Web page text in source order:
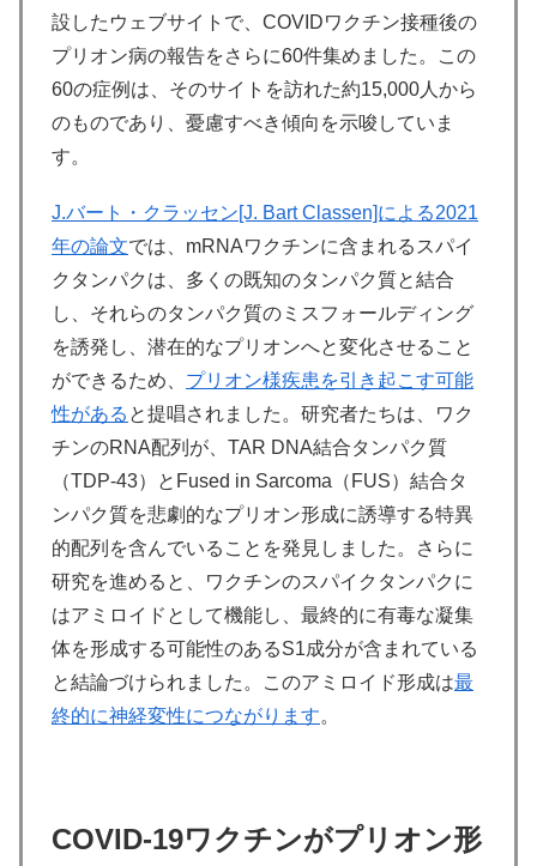
設したウェブサイトで、COVIDワクチン接種後の
プリオン病の報告をさらに60件集めました。この
60の症例は、そのサイトを訪れた約15,000人から
のものであり、憂慮すべき傾向を示唆していま
す。
J.バート・クラッセン[J. Bart Classen]による2021
年の論文では、mRNAワクチンに含まれるスパイ
クタンパクは、多くの既知のタンパク質と結合
し、それらのタンパク質のミスフォールディング
を誘発し、潜在的なプリオンへと変化させること
ができるため、 プリオン様疾患を引き起こす可能
性がある と提唱されました。研究者たちは、ワク
チンのRNA配列が、TAR DNA結合タンパク質
（TDP-43）とFused in Sarcoma（FUS）結合タ
ンパク質を悲劇的なプリオン形成に誘導する特異
的配列を含んでいることを発見しました。さらに
研究を進めると、ワクチンのスパイクタンパクに
はアミロイドとして機能し、最終的に有毒な凝集
体を形成する可能性のあるS1成分が含まれている
と結論づけられました。このアミロイド形成は最
終的に神経変性につながります。
COVID-19ワクチンがプリオン形